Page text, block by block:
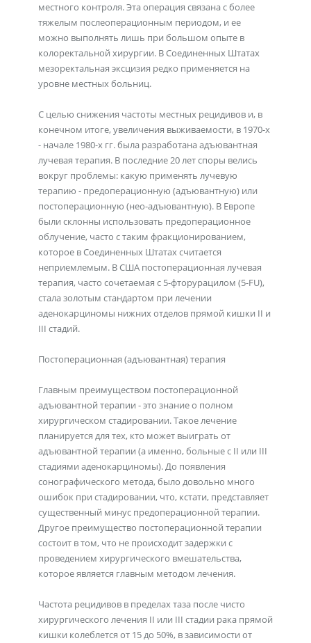
местного контроля. Эта операция связана с более
тяжелым послеоперационным периодом, и ее
можно выполнять лишь при большом опыте в
колоректальной хирургии. В Соединенных Штатах
мезоректальная эксцизия редко применяется на
уровне местных больниц.
С целью снижения частоты местных рецидивов и, в
конечном итоге, увеличения выживаемости, в 1970-х
- начале 1980-х гг. была разработана адъювантная
лучевая терапия. В последние 20 лет споры велись
вокруг проблемы: какую применять лучевую
терапию - предоперационную (адъювантную) или
постоперационную (нео-адъювантную). В Европе
были склонны использовать предоперационное
облучение, часто с таким фракционированием,
которое в Соединенных Штатах считается
неприемлемым. В США постоперационная лучевая
терапия, часто сочетаемая с 5-фторурацилом (5-FU),
стала золотым стандартом при лечении
аденокарциномы нижних отделов прямой кишки II и
III стадий.
Постоперационная (адъювантная) терапия
Главным преимуществом постоперационной
адъювантной терапии - это знание о полном
хирургическом стадировании. Такое лечение
планируется для тех, кто может выиграть от
адъювантной терапии (а именно, больные с II или III
стадиями аденокарциномы). До появления
сонографического метода, было довольно много
ошибок при стадировании, что, кстати, представляет
существенный минус предоперационной терапии.
Другое преимущество постоперационной терапии
состоит в том, что не происходит задержки с
проведением хирургического вмешательства,
которое является главным методом лечения.
Частота рецидивов в пределах таза после чисто
хирургического лечения II или III стадии рака прямой
кишки колеблется от 15 до 50%, в зависимости от